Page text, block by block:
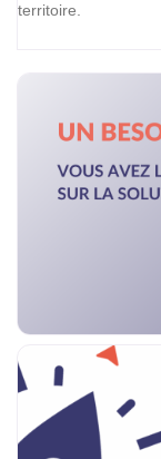
territoire.